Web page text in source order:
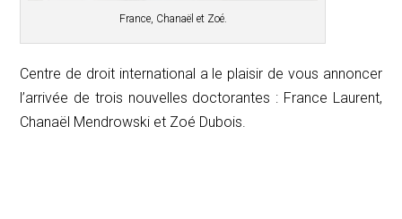
France, Chanaël et Zoé.
Centre de droit international a le plaisir de vous annoncer
l’arrivée de trois nouvelles doctorantes : France Laurent,
Chanaël Mendrowski et Zoé Dubois.